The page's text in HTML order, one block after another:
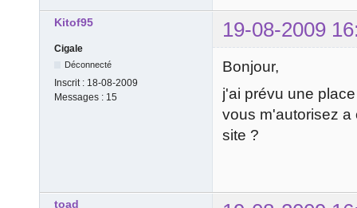
Kitof95 19-08-2009
Cigale
Déconnecté
Inscrit : 18-08-2009
Messages : 15
Bonjour,
j'ai prévu une
vous m'autorisez a
site ?
toad